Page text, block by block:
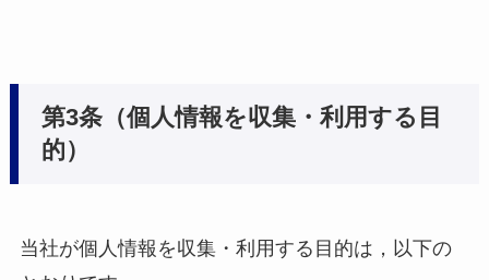
第3条（個人情報を収集・利用する目
的）
当社が個人情報を収集・利用する目的は，以下の